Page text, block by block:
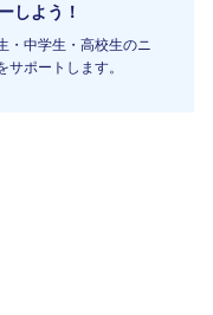
しよう！
・中学生・高校生のニ
ポートします。